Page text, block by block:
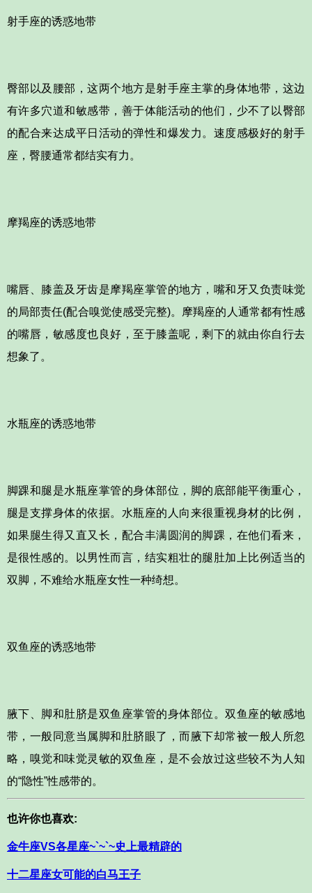
射手座的诱惑地带
臀部以及腰部，这两个地方是射手座主掌的身体地带，这边
有许多穴道和敏感带，善于体能活动的他们，少不了以臀部
的配合来达成平日活动的弹性和爆发力。速度感极好的射手
座，臀腰通常都结实有力。
摩羯座的诱惑地带
嘴唇、膝盖及牙齿是摩羯座掌管的地方，嘴和牙又负责味觉
的局部责任(配合嗅觉使感受完整)。摩羯座的人通常都有性感
的嘴唇，敏感度也良好，至于膝盖呢，剩下的就由你自行去
想象了。
水瓶座的诱惑地带
脚踝和腿是水瓶座掌管的身体部位，脚的底部能平衡重心，
腿是支撑身体的依据。水瓶座的人向来很重视身材的比例，
如果腿生得又直又长，配合丰满圆润的脚踝，在他们看来，
是很性感的。以男性而言，结实粗壮的腿肚加上比例适当的
双脚，不难给水瓶座女性一种绮想。
双鱼座的诱惑地带
腋下、脚和肚脐是双鱼座掌管的身体部位。双鱼座的敏感地
带，一般同意当属脚和肚脐眼了，而腋下却常被一般人所忽
略，嗅觉和味觉灵敏的双鱼座，是不会放过这些较不为人知
的“隐性”性感带的。
也许你也喜欢:
金牛座VS各星座~`~`~史上最精辟的
十二星座女可能的白马王子